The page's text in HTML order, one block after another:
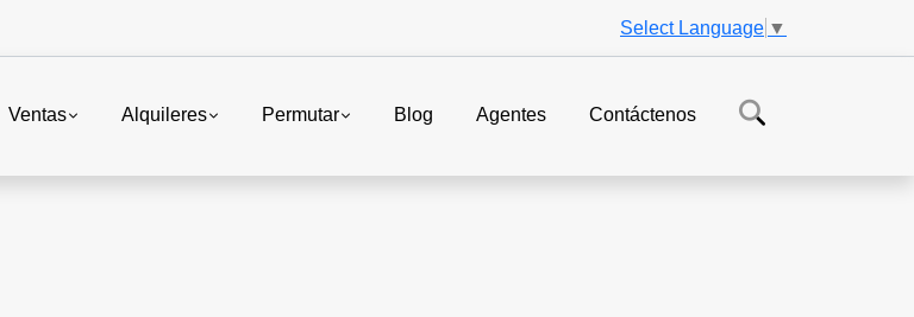
Select Language ▼
Ventas Alquileres Permutar Blog Agentes Contáctenos